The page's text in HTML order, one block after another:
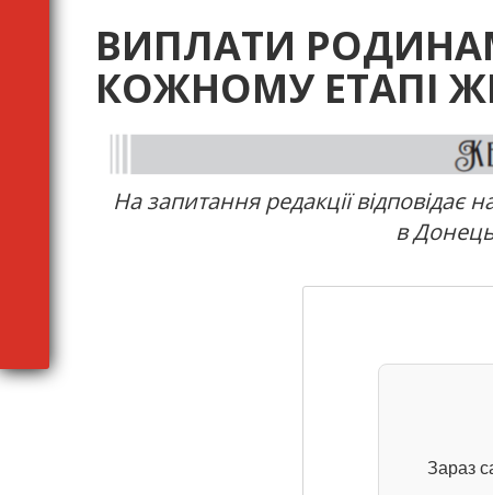
ВИПЛАТИ
КОЖНОМУ ЕТАПІ
На запитання редакції
в
Зараз